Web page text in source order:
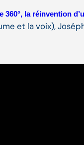
360°, la réinvention
et la voix),